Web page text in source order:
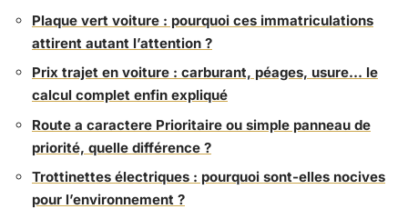
Plaque vert voiture : pourquoi ces immatriculations
attirent autant l’attention ?
Prix trajet en voiture : carburant, péages, usure… le
calcul complet enfin expliqué
Route a caractere Prioritaire ou simple panneau de
priorité, quelle différence ?
Trottinettes électriques : pourquoi sont-elles nocives
pour l’environnement ?